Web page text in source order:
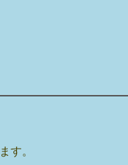
す。